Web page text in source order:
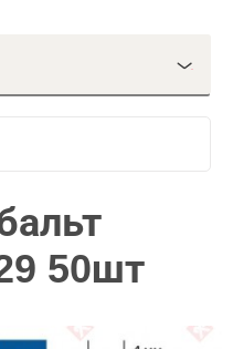
50шт